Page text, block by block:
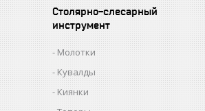
Столярно-слесарный
инструмент
Молотки
Кувалды
Киянки